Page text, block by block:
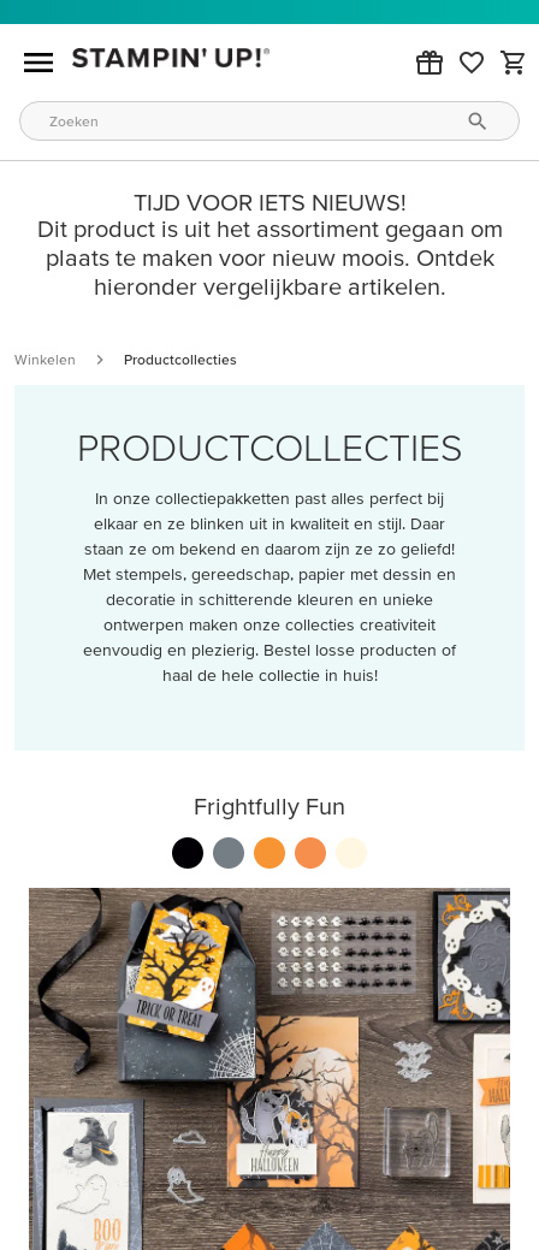
TIJD VOOR IETS NIEUWS!
Dit product is uit het assortiment gegaan om
plaats te maken voor nieuw moois. Ontdek
hieronder vergelijkbare artikelen.
Winkelen Productcollecties
PRODUCTCOLLECTIES
In onze collectiepakketten past alles perfect bij
elkaar en ze blinken uit in kwaliteit en stijl. Daar
staan ze om bekend en daarom zijn ze zo geliefd!
Met stempels, gereedschap, papier met dessin en
decoratie in schitterende kleuren en unieke
ontwerpen maken onze collecties creativiteit
eenvoudig en plezierig. Bestel losse producten of
haal de hele collectie in huis!
Frightfully Fun